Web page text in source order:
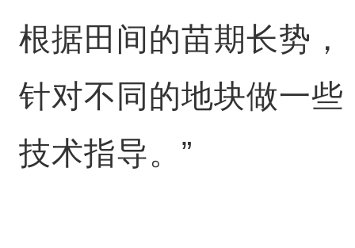
根据田间的苗期长势，
针对不同的地块做一些
技术指导。”